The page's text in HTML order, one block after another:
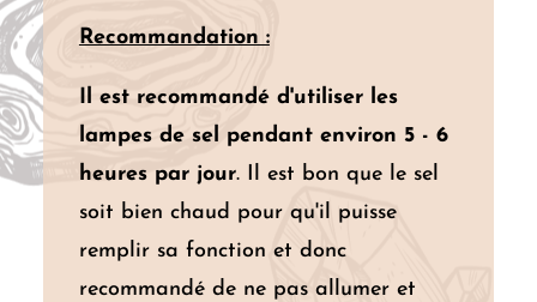
Recommandation :
Il est recommandé d'utiliser les
lampes de sel pendant environ 5 - 6
heures par jour. Il est bon que le sel
soit bien chaud pour qu'il puisse
remplir sa fonction et donc
recommandé de ne pas allumer et